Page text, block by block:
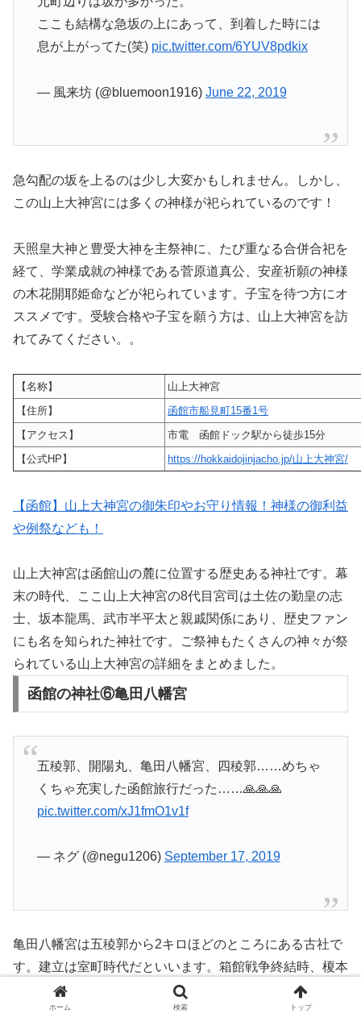
ここも結構な急坂の上にあって、到着した時には
息が上がってた(笑) pic.twitter.com/6YUV8pdkix
— 風来坊 (@bluemoon1916) June 22, 2019
急勾配の坂を上るのは少し大変かもしれません。しかし、
この山上大神宮には多くの神様が祀られているのです！
天照皇大神と豊受大神を主祭神に、たび重なる合併合祀を
経て、学業成就の神様である菅原道真公、安産祈願の神様
の木花開耶姫命などが祀られています。子宝を待つ方にオ
ススメです。受験合格や子宝を願う方は、山上大神宮を訪
れてみてください。。
【名称】
山上大神宮
【住所】
函館市船見町15番1号
【アクセス】
市電 函館ドック駅から徒歩15分
【公式HP】
https://hokkaidojinjacho.jp/山上大神宮/
【函館】山上大神宮の御朱印やお守り情報！神様の御利益
や例祭なども！
山上大神宮は函館山の麓に位置する歴史ある神社です。幕
末の時代、ここ山上大神宮の8代目宮司は土佐の勤皇の志
士、坂本龍馬、武市半平太と親戚関係にあり、歴史ファン
にも名を知られた神社です。ご祭神もたくさんの神々が祭
られている山上大神宮の詳細をまとめました。
函館の神社⑥亀田八幡宮
五稜郭、開陽丸、亀田八幡宮、四稜郭……めちゃ
くちゃ充実した函館旅行だった……🙏🙏🙏
pic.twitter.com/xJ1fmO1v1f
— ネグ (@negu1206) September 17, 2019
亀田八幡宮は五稜郭から2キロほどのところにある古社で
す。建立は室町時代だといいます。箱館戦争終結時、榎本
武揚が降伏の誓約を交わした場所がこの亀田八幡宮です。
幕末や榎本武揚が好きな方にぜひ訪れてほしい神社仏閣で
ホーム 検索 トップ